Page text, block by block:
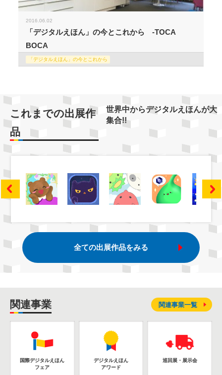
2016.06.02
「デジタルえほん」の今とこれから -TOCA
BOCA
「デジタルえほん」の今とこれから
これまでの出展作
品
世界中からデジタルえほんが大
集合!!
全ての出展作品をみる
関連事業
国際デジタルえほん
フェア
デジタルえほん
アワード
巡回展・展示会
関連事業一覧